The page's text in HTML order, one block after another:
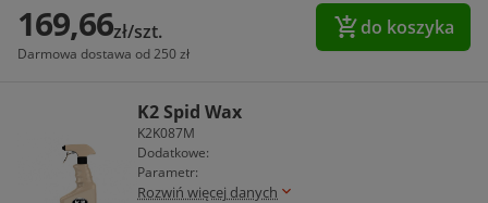
169,66zł/szt.
Darmowa dostawa od 250 zł
do koszyka
K2 Spid Wax
K2K087M
Dodatkowe:
Parametr:
Rozwiń więcej danych